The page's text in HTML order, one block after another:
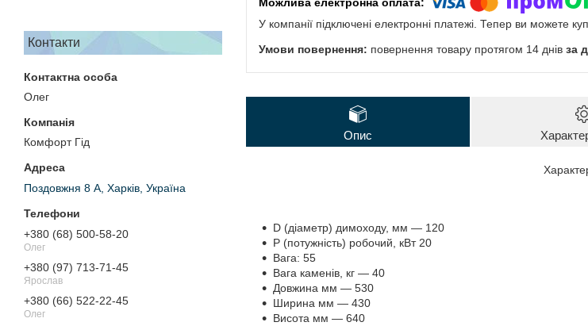
Контакти
Олег
Комфорт Гід
Поздовжня 8 А, Харків, Україна
+380 (68) 500-58-20
Олег
+380 (97) 713-71-45
Ярослав
+380 (66) 522-22-45
Олег
У компанії підключені електронні платежі. Тепер ви можете
повернення товару протягом 14 днів за
Опис
D (діаметр) димоходу, мм — 120
P (потужність) робочий, кВт 20
Вага: 55
Вага каменів, кг — 40
Довжина мм — 530
Ширина мм — 430
Висота мм — 640